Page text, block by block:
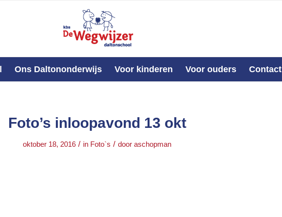
Ons Daltononderwijs Voor kinderen Voor ouders Contact
Foto’s inloopavond 13 okt
oktober 18, 2016 / in Foto`s / door aschopman